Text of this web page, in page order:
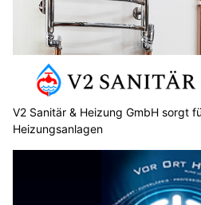
V2 Sanitär & Heizung GmbH sorgt
Heizungsanlagen